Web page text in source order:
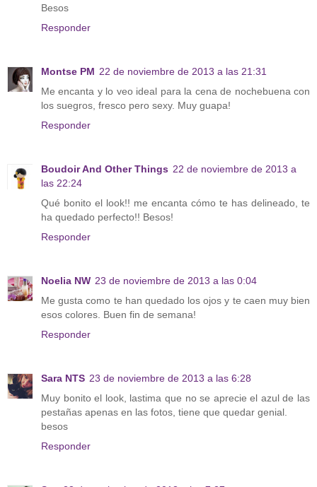
Besos
Responder
Montse PM 22 de noviembre de 2013 a las 21:31
Me encanta y lo veo ideal para la cena de nochebuena con
los suegros, fresco pero sexy. Muy guapa!
Responder
Boudoir And Other Things 22 de noviembre de 2013 a
las 22:24
Qué bonito el look!! me encanta cómo te has delineado, te
ha quedado perfecto!! Besos!
Responder
Noelia NW 23 de noviembre de 2013 a las 0:04
Me gusta como te han quedado los ojos y te caen muy bien
esos colores. Buen fin de semana!
Responder
Sara NTS 23 de noviembre de 2013 a las 6:28
Muy bonito el look, lastima que no se aprecie el azul de las
pestañas apenas en las fotos, tiene que quedar genial.
besos
Responder